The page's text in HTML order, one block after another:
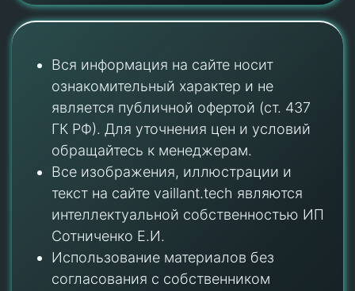
Вся информация на сайте носит
ознакомительный характер и не
является публичной офертой (ст. 437
ГК РФ). Для уточнения цен и условий
обращайтесь к менеджерам.
Все изображения, иллюстрации и
текст на сайте vaillant.tech являются
интеллектуальной собственностью ИП
Сотниченко Е.И.
Использование материалов без
согласования с собственником